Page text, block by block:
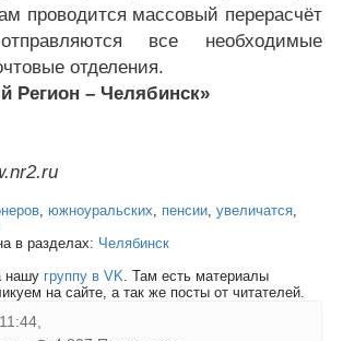
проводится массовый перерасчёт
все необходимые
отделения.
Регион – Челябинск»
, южноуральских, пенсии, увеличатся,
в разделах: Челябинск
нашу группу в VK. Там есть материалы
на сайте, а так же посты от читателей.